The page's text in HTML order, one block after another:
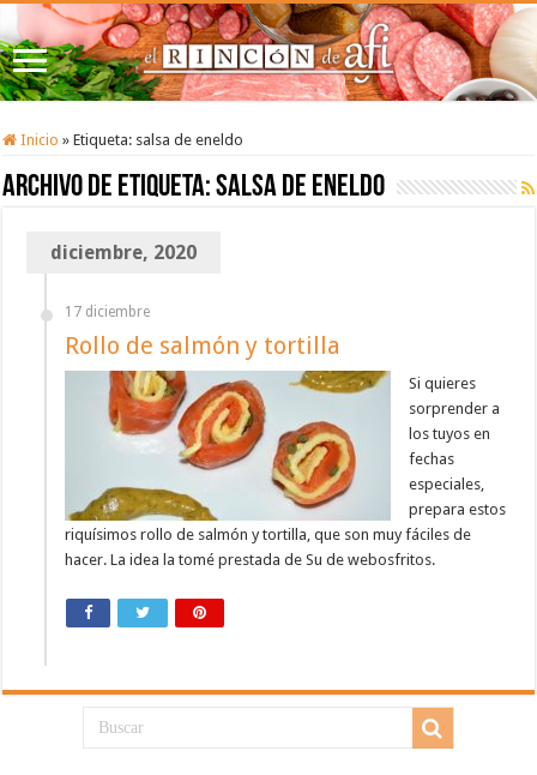
Inicio » Etiqueta: salsa de eneldo
Archivo de etiqueta:salsa de eneldo
diciembre, 2020
17 diciembre
Rollo de salmón y tortilla
Si quieres
sorprender a
los tuyos en
fechas
especiales,
prepara estos
riquísimos rollo de salmón y tortilla, que son muy fáciles de
hacer. La idea la tomé prestada de Su de webosfritos.